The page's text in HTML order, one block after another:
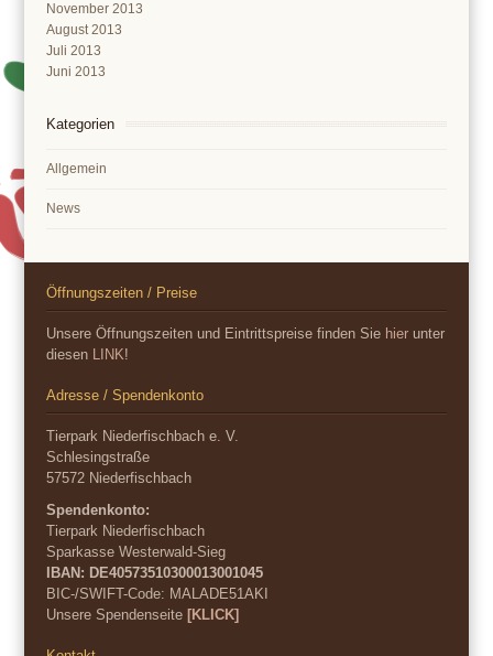
November 2013
August 2013
Juli 2013
Juni 2013
Kategorien
Allgemein
News
Öffnungszeiten / Preise
Unsere Öffnungszeiten und Eintrittspreise finden Sie hier unter
diesen LINK!
Adresse / Spendenkonto
Tierpark Niederfischbach e. V.
Schlesingstraße
57572 Niederfischbach
Spendenkonto:
Tierpark Niederfischbach
Sparkasse Westerwald-Sieg
IBAN: DE40573510300013001045
BIC-/SWIFT-Code: MALADE51AKI
Unsere Spendenseite [KLICK]